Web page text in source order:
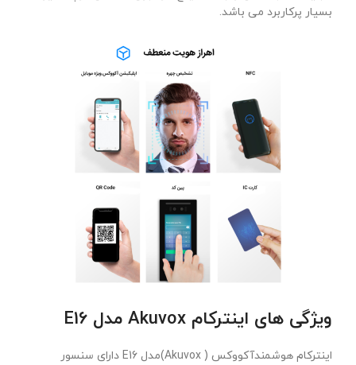
بسیار پرکاربرد می باشد.
ویژگی های اینترکام Akuvox مدل E16
اینترکام هوشمندآکووکس ( Akuvox)مدل E16 دارای سنسور